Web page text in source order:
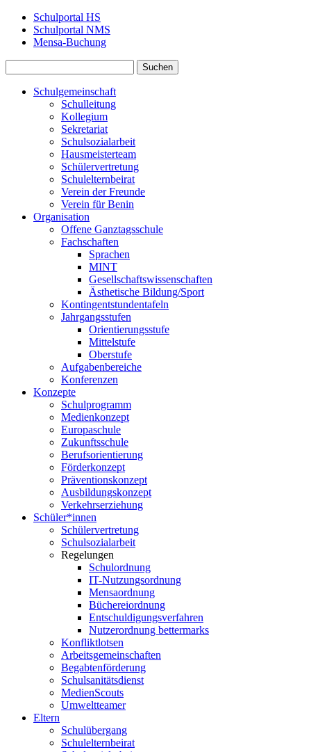
Schulportal HS
Schulportal NMS
Mensa‑Buchung
Schulgemeinschaft
Schulleitung
Kollegium
Sekretariat
Schulsozialarbeit
Hausmeisterteam
Schülervertretung
Schulelternbeirat
Verein der Freunde
Verein für Benin
Organisation
Offene Ganztagsschule
Fachschaften
Sprachen
MINT
Gesellschaftswissenschaften
Ästhetische Bildung/Sport
Kontingentstundentafeln
Jahrgangsstufen
Orientierungsstufe
Mittelstufe
Oberstufe
Aufgabenbereiche
Konferenzen
Konzepte
Schulprogramm
Medienkonzept
Europaschule
Zukunftsschule
Berufsorientierung
Förderkonzept
Präventionskonzept
Ausbildungskonzept
Verkehrserziehung
Schüler*innen
Schülervertretung
Schulsozialarbeit
Regelungen
Schulordnung
IT-Nutzungsordnung
Mensaordnung
Büchereiordnung
Entschuldigungsverfahren
Nutzerordnung bettermarks
Konfliktlotsen
Arbeitsgemeinschaften
Begabtenförderung
Schulsanitätsdienst
MedienScouts
Umweltteamer
Eltern
Schulübergang
Schulelternbeirat